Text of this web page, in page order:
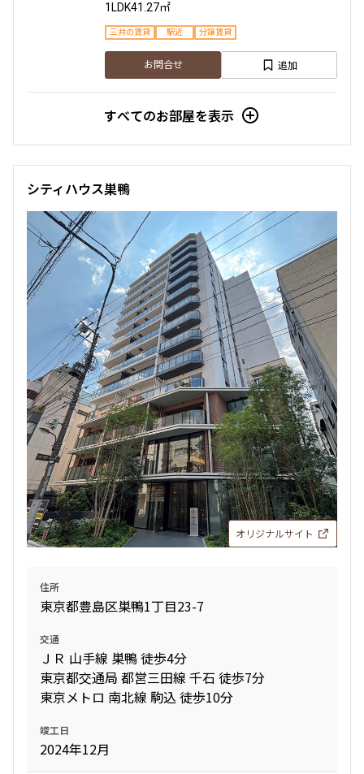
新築
3年以内
10年以内
20年以内
3分以内
他条件
当社限定物件
専任物件
三井の賃貸物件
申込無し物件のみ表示
ペット可・相談
楽器可・相談
入居可能日
より詳細な絞り込み
設定する
検索対象お部屋数
1LDK41.27㎡
三井の賃貸 駅近 分譲賃貸
お問合せ 追加
すべてのお部屋を表示
シティハウス巣鴨
オリジナルサイト
住所
東京都豊島区巣鴨1丁目23-7
交通
ＪＲ 山手線 巣鴨 徒歩4分
東京都交通局 都営三田線 千石 徒歩7分
東京メトロ 南北線 駒込 徒歩10分
竣工日
2024年12月